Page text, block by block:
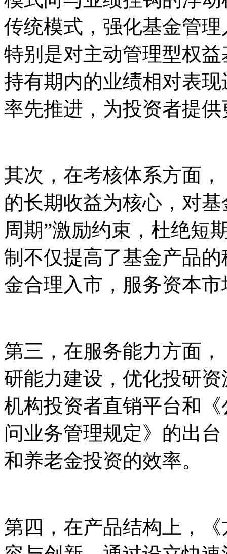
传统模式，强化基金管
特别是对主动管理型权
持有期内的业绩相对表
率先推进，为投资者提
其次，在考核体系方面
的长期收益为核心，对
周期”激励约束，杜绝短
制不仅提高了基金产品
金合理入市，服务资本
第三，在服务能力方面
研能力建设，优化投研
机构投资者直销平台和
问业务管理规定》的出
和养老金投资的效率。
第四，在产品结构上，